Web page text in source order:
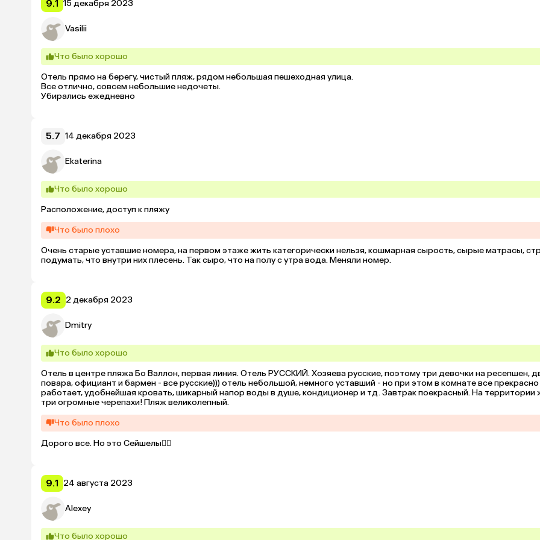
9.1 15 декабря 2023
Vasilii
Что было хорошо
Отель прямо на берегу, чистый пляж, рядом небольшая пешеходная улица.
Все отлично, совсем небольшие недочеты.
Убирались ежедневно
5.7 14 декабря 2023
Ekaterina
Что было хорошо
Расположение, доступ к пляжу
Что было плохо
Очень старые уставшие номера, на первом этаже жить категорически нельзя, кошмарная сырость, сырые матрасы,
подумать, что внутри них плесень. Так сыро, что на полу с утра вода. Меняли номер.
9.2 2 декабря 2023
Dmitry
Что было хорошо
Отель в центре пляжа Бо Валлон, первая линия. Отель РУССКИЙ. Хозяева русские, поэтому три девочки на ресепшен,
повара, официант и бармен - все русские))) отель небольшой, немного уставший - но при этом в комнате все прекрасно
работает, удобнейшая кровать, шикарный напор воды в душе, кондиционер и тд. Завтрак поекрасный. На территории
три огромные черепахи! Пляж великолепный.
Что было плохо
Дорого все. Но это Сейшелы🤷‍♂️
9.1 24 августа 2023
Alexey
Что было хорошо